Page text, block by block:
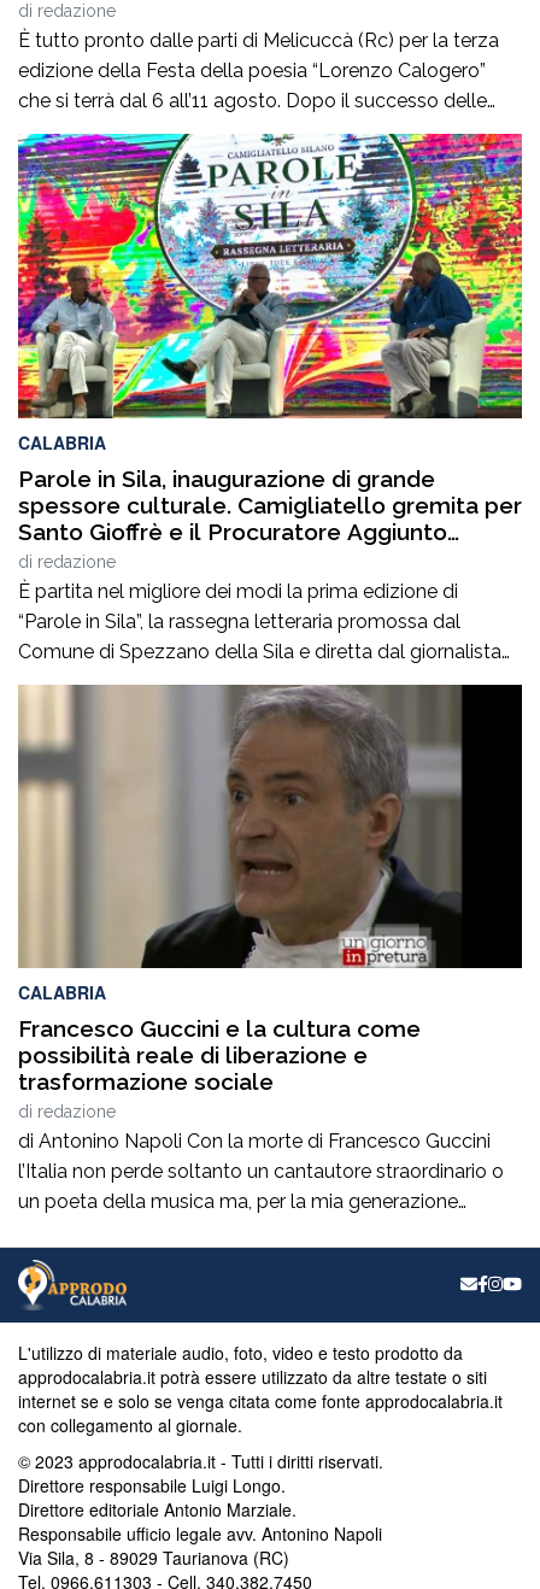
di redazione
È tutto pronto dalle parti di Melicuccà (Rc) per la terza
edizione della Festa della poesia “Lorenzo Calogero”
che si terrà dal 6 all’11 agosto. Dopo il successo delle
prime due edizioni, nel 2024 e nel 2025, che hanno
portato nell’entroterra calabrese autorevoli protagonisti
della cultura italiana e internazionale, anche per
quest’annoLYRIKS – Laboratorio Interdisciplinare […]
CALABRIA
Parole in Sila, inaugurazione di grande
spessore culturale. Camigliatello gremita per
Santo Gioffrè e il Procuratore Aggiunto
Stefano Musolino
di redazione
È partita nel migliore dei modi la prima edizione di
“Parole in Sila”, la rassegna letteraria promossa dal
Comune di Spezzano della Sila e diretta dal giornalista
Pasquale Motta, che fino al 19 agosto porterà a
Camigliatello Silano alcuni tra i più autorevoli
protagonisti del panorama culturale e istituzionale
italiano. Nella splendida cornice di Piazza […]
CALABRIA
Francesco Guccini e la cultura come
possibilità reale di liberazione e
trasformazione sociale
di redazione
di Antonino Napoli Con la morte di Francesco Guccini
l’Italia non perde soltanto un cantautore straordinario o
un poeta della musica ma, per la mia generazione
ne va un autentico riferimento culturale, uno di quei
maestri che hanno insegnato a pensare prima ancora
che a cantare. […]
L'utilizzo di materiale audio, foto, video e testo prodotto da
approdocalabria.it potrà essere utilizzato da altre testate o siti
internet se e solo se venga citata come fonte approdocalabria.it
con collegamento al giornale.
© 2023 approdocalabria.it - Tutti i diritti riservati.
Direttore responsabile Luigi Longo.
Direttore editoriale Antonio Marziale.
Responsabile ufficio legale avv. Antonino Napoli
Via Sila, 8 - 89029 Taurianova (RC)
Tel. 0966.611303 - Cell. 340.382.7450